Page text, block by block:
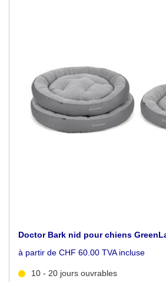
Doctor Bark nid pour chiens
à partir de CHF 60.00 TVA incluse
10 - 20 jours ouvrables